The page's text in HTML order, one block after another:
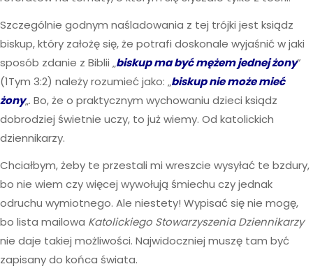
Szczególnie godnym naśladowania z tej trójki jest ksiądz
biskup, który założę się, że potrafi doskonale wyjaśnić w jaki
sposób zdanie z Biblii „biskup ma być mężem jednej żony”
(1Tym 3:2) należy rozumieć jako: „biskup nie może mieć
żony„. Bo, że o praktycznym wychowaniu dzieci ksiądz
dobrodziej świetnie uczy, to już wiemy. Od katolickich
dziennikarzy.
Chciałbym, żeby te przestali mi wreszcie wysyłać te bzdury,
bo nie wiem czy więcej wywołują śmiechu czy jednak
odruchu wymiotnego. Ale niestety! Wypisać się nie mogę,
bo lista mailowa Katolickiego Stowarzyszenia Dziennikarzy
nie daje takiej możliwości. Najwidoczniej muszę tam być
zapisany do końca świata.